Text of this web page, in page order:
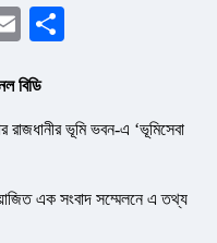
Email
বিডি
রাজধানীর ভূমি ভবন-এ ‘ভূমিসেবা
এক সংবাদ সম্মেলনে এ তথ্য